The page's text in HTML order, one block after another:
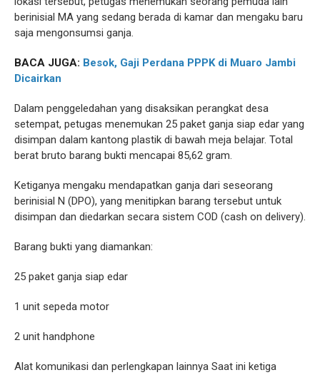
berinisial MA yang sedang berada di kamar dan mengaku baru
saja mengonsumsi ganja.
BACA JUGA: Besok, Gaji Perdana PPPK di Muaro Jambi
Dicairkan
Dalam penggeledahan yang disaksikan perangkat desa
setempat, petugas menemukan 25 paket ganja siap edar yang
disimpan dalam kantong plastik di bawah meja belajar. Total
berat bruto barang bukti mencapai 85,62 gram.
Ketiganya mengaku mendapatkan ganja dari seseorang
berinisial N (DPO), yang menitipkan barang tersebut untuk
disimpan dan diedarkan secara sistem COD (cash on delivery).
Barang bukti yang diamankan:
25 paket ganja siap edar
1 unit sepeda motor
2 unit handphone
Alat komunikasi dan perlengkapan lainnya Saat ini ketiga